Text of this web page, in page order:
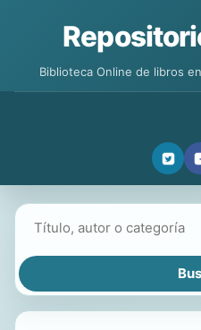
Biblioteca Online de libros